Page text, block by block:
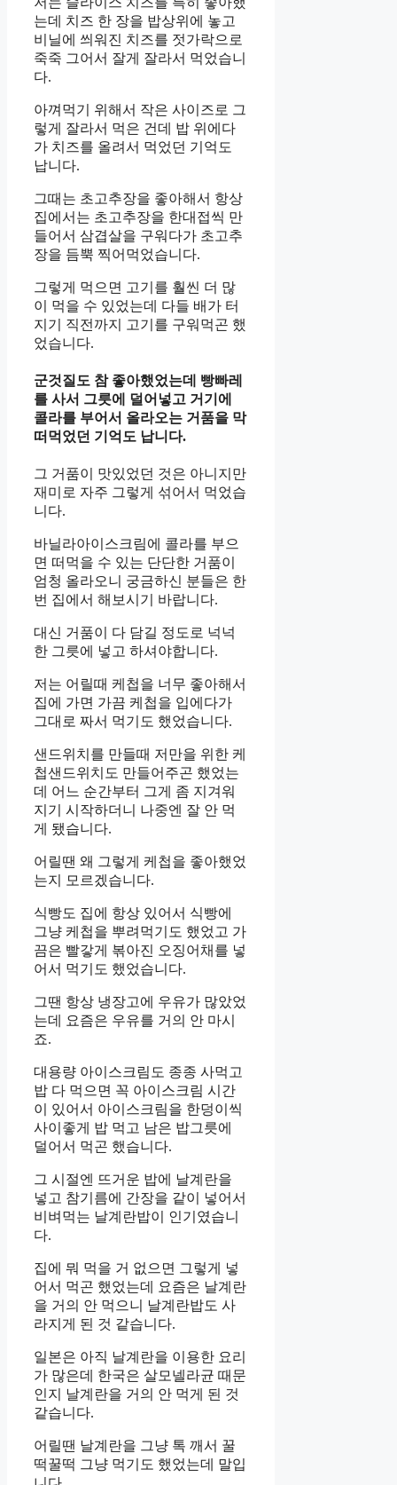
는데 치즈 한 장을 밥상위에 놓고
비닐에 씌워진 치즈를 젓가락으로
죽죽 그어서 잘게 잘라서 먹었습니
다.
아껴먹기 위해서 작은 사이즈로 그
렇게 잘라서 먹은 건데 밥 위에다
가 치즈를 올려서 먹었던 기억도
납니다.
그때는 초고추장을 좋아해서 항상
집에서는 초고추장을 한대접씩 만
들어서 삼겹살을 구워다가 초고추
장을 듬뿍 찍어먹었습니다.
그렇게 먹으면 고기를 훨씬 더 많
이 먹을 수 있었는데 다들 배가 터
지기 직전까지 고기를 구워먹곤 했
었습니다.
군것질도 참 좋아했었는데 빵빠레
를 사서 그릇에 덜어넣고 거기에
콜라를 부어서 올라오는 거품을 막
떠먹었던 기억도 납니다.
그 거품이 맛있었던 것은 아니지만
재미로 자주 그렇게 섞어서 먹었습
니다.
바닐라아이스크림에 콜라를 부으
면 떠먹을 수 있는 단단한 거품이
엄청 올라오니 궁금하신 분들은 한
번 집에서 해보시기 바랍니다.
대신 거품이 다 담길 정도로 넉넉
한 그릇에 넣고 하셔야합니다.
저는 어릴때 케첩을 너무 좋아해서
집에 가면 가끔 케첩을 입에다가
그대로 짜서 먹기도 했었습니다.
샌드위치를 만들때 저만을 위한 케
첩샌드위치도 만들어주곤 했었는
데 어느 순간부터 그게 좀 지겨워
지기 시작하더니 나중엔 잘 안 먹
게 됐습니다.
어릴땐 왜 그렇게 케첩을 좋아했었
는지 모르겠습니다.
식빵도 집에 항상 있어서 식빵에
그냥 케첩을 뿌려먹기도 했었고 가
끔은 빨갛게 볶아진 오징어채를 넣
어서 먹기도 했었습니다.
그땐 항상 냉장고에 우유가 많았었
는데 요즘은 우유를 거의 안 마시
죠.
대용량 아이스크림도 종종 사먹고
밥 다 먹으면 꼭 아이스크림 시간
이 있어서 아이스크림을 한덩이씩
사이좋게 밥 먹고 남은 밥그릇에
덜어서 먹곤 했습니다.
그 시절엔 뜨거운 밥에 날계란을
넣고 참기름에 간장을 같이 넣어서
비벼먹는 날계란밥이 인기였습니
다.
집에 뭐 먹을 거 없으면 그렇게 넣
어서 먹곤 했었는데 요즘은 날계란
을 거의 안 먹으니 날계란밥도 사
라지게 된 것 같습니다.
일본은 아직 날계란을 이용한 요리
가 많은데 한국은 살모넬라균 때문
인지 날계란을 거의 안 먹게 된 것
같습니다.
어릴땐 날계란을 그냥 톡 깨서 꿀
떡꿀떡 그냥 먹기도 했었는데 말입